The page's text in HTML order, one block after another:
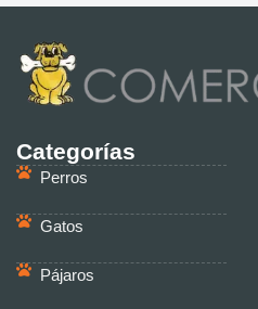
Categorías
Perros
Gatos
Pájaros